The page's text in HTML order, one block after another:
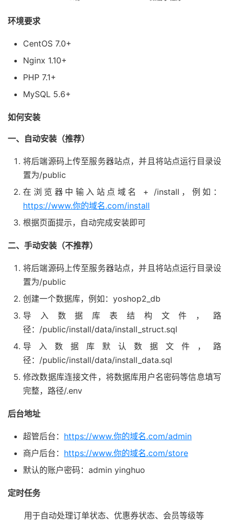
环境要求
CentOS 7.0+
Nginx 1.10+
PHP 7.1+
MySQL 5.6+
如何安装
一、自动安装（推荐）
将后端源码上传至服务器站点，并且将站点运行目录设
置为/public
在浏览器中输入站点域名 + /install，例如：
https://www.你的域名.com/install
根据页面提示，自动完成安装即可
二、手动安装（不推荐）
将后端源码上传至服务器站点，并且将站点运行目录设
置为/public
创建一个数据库，例如：yoshop2_db
导入数据库表结构文件，路
径：/public/install/data/install_struct.sql
导入数据库默认数据文件，路
径：/public/install/data/install_data.sql
修改数据库连接文件，将数据库用户名密码等信息填写
完整，路径/.env
后台地址
超管后台： https://www.你的域名.com/admin
商户后台： https://www.你的域名.com/store
默认的账户密码：admin yinghuo
定时任务
用于自动处理订单状态、优惠券状态、会员等级等